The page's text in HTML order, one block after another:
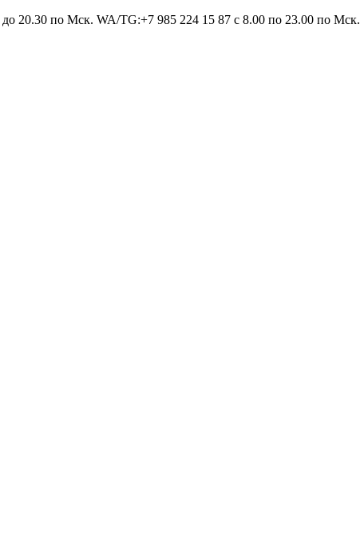
до 20.30 по Мcк. WA/TG:+7 985 224 15 87 c 8.00 по 23.00 по Мcк.